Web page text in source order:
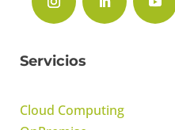
Servicios
Cloud Computing